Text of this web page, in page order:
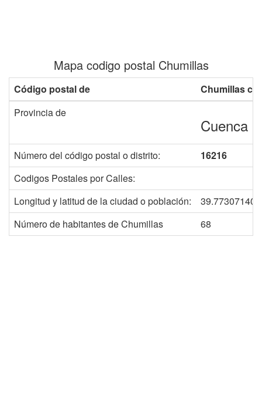
Mapa codigo postal Chumillas
Código postal de
Chumillas
Provincia de
Cuenca
Número del código postal o distrito:
16216
Codigos Postales por Calles:
Longitud y latitud de la ciudad o población:
Número de habitantes de Chumillas
68